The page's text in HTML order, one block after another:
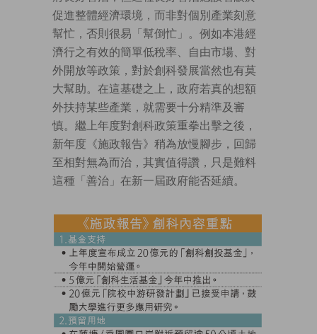
促進整體經濟環境，而非對個別產業刻意
幫忙，否則很易「幫倒忙」。例如本港經
濟行之有效的簡單低稅率、自由市場、對
外開放等政策，對於創科發展當然也有莫
大幫助。在這基礎之上，政府若真的想額
外扶持某些產業，就需要十分精準及審
慎。繼上年度對創科政策重拳出擊之後，
新年度《施政報告》稍為放慢腳步，回歸
至相對無為而治，其實值得讚，只是難料
這種「善治」在新一屆政府能否延續。